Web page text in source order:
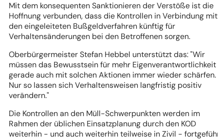
Mit dem konsequenten Sanktionieren der Verstöße ist die
Hoffnung verbunden, dass die Kontrollen in Verbindung mit
den eingeleiteten Bußgeldverfahren künftig für
Verhaltensänderungen bei den Betroffenen sorgen.
Oberbürgermeister Stefan Hebbel unterstützt das: "Wir
müssen das Bewusstsein für mehr Eigenverantwortlichkeit
gerade auch mit solchen Aktionen immer wieder schärfen.
Nur so lassen sich Verhaltensweisen langfristig positiv
verändern."
Die Kontrollen an den Müll-Schwerpunkten werden im
Rahmen der üblichen Einsatzplanung durch den KOD
weiterhin - und auch weiterhin teilweise in Zivil -